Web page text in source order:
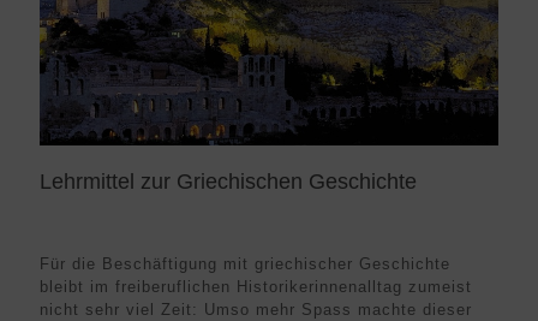
Lehrmittel zur Griechischen Geschichte
Für die Beschäftigung mit griechischer Geschichte
bleibt im freiberuflichen Historikerinnenalltag zumeist
nicht sehr viel Zeit: Umso mehr Spass machte dieser